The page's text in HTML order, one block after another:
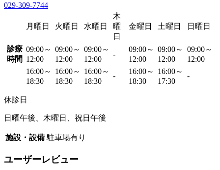
029-309-7744
月曜日 火曜日 水曜日
木
曜
日
金曜日 土曜日 日曜日
診療
時間
09:00～
12:00
09:00～
12:00
09:00～
12:00
-
09:00～
12:00
09:00～
12:00
09:00～
12:00
16:00～
18:30
16:00～
18:30
16:00～
18:30
-
16:00～
18:30
16:00～
17:30
-
休診日
日曜午後、木曜日、祝日午後
施設・設備 駐車場有り
ユーザーレビュー